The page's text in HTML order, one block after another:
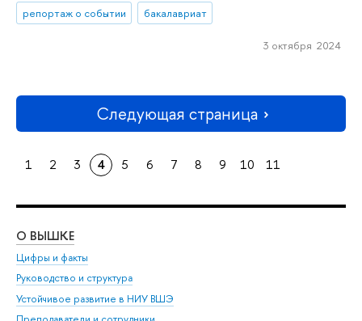
репортаж о событии
бакалавриат
3 октября 2024
Следующая страница
1 2 3 4 5 6 7 8 9 10 11
О ВЫШКЕ
Цифры и факты
Руководство и структура
Устойчивое развитие в НИУ ВШЭ